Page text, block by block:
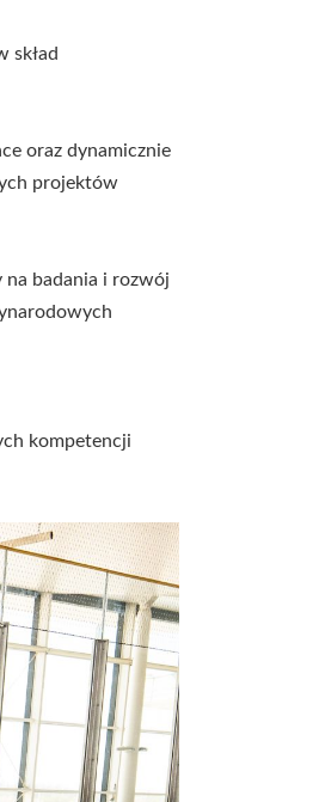
skład
oraz dynamicznie
projektów
na badania i rozwój
kompetencji